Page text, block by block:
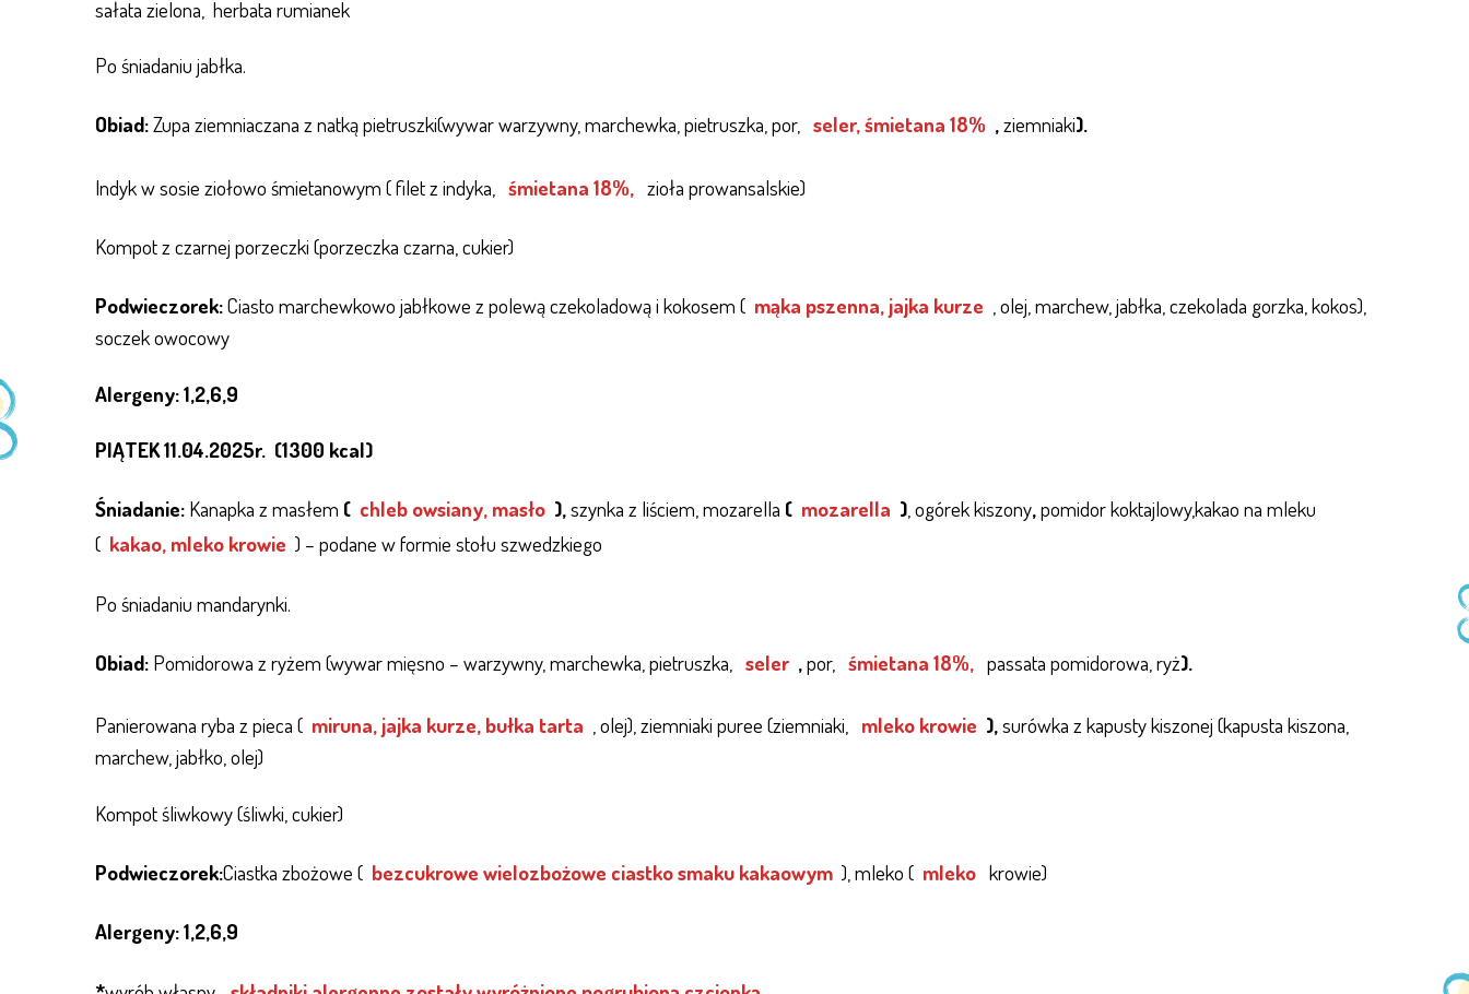
sałata zielona, herbata rumianek
Po śniadaniu jabłka.
Obiad:Zupa ziemniaczana z natką pietruszki(wywar warzywny, marchewka, pietruszka, por, seler, śmietana 18% ,ziemniaki).
Indyk w sosie ziołowo śmietanowym ( filet z indyka, śmietana 18%, zioła prowansalskie)
Kompot z czarnej porzeczki (porzeczka czarna, cukier)
Podwieczorek:Ciasto marchewkowo jabłkowe z polewą czekoladową i kokosem ( mąka pszenna, jajka kurze , olej, marchew, jabłka, czekolada gorzka, kokos),
soczek owocowy
Alergeny: 1,2,6,9
PIĄTEK 11.04.2025r. (1300 kcal)
Śniadanie: Kanapka z masłem ( chleb owsiany, masło ),szynka z liściem, mozarella ( mozarella ), ogórek kiszony,pomidor koktajlowy,kakao na mleku
( kakao, mleko krowie ) – podane w formie stołu szwedzkiego
Po śniadaniu mandarynki.
Obiad: Pomidorowa z ryżem (wywar mięsno – warzywny, marchewka, pietruszka, seler ,por, śmietana 18%, passata pomidorowa, ryż).
Panierowana ryba z pieca ( miruna, jajka kurze, bułka tarta , olej), ziemniaki puree (ziemniaki, mleko krowie ),surówka z kapusty kiszonej (kapusta kiszona,
marchew, jabłko, olej)
Kompot śliwkowy (śliwki, cukier)
Podwieczorek:Ciastka zbożowe ( bezcukrowe wielozbożowe ciastko smaku kakaowym ), mleko ( mleko krowie)
Alergeny: 1,2,6,9